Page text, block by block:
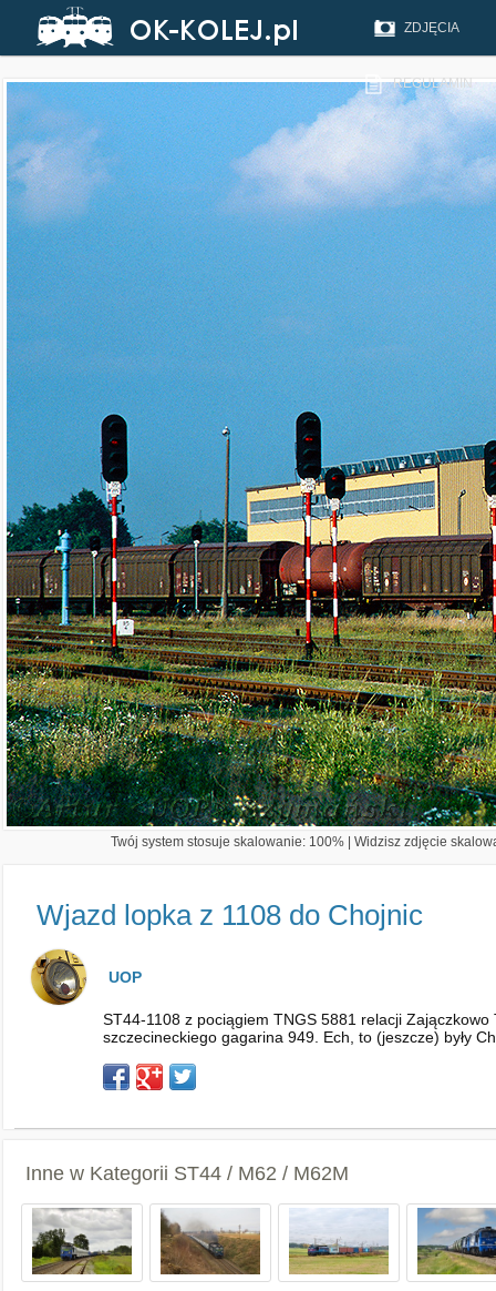
ZDJĘCIA
REGULAMIN
Twój system stosuje skalowanie: 100% | Widzisz zdjęcie
Wjazd lopka z 1108 do Chojnic
UOP
ST44-1108 z pociągiem TNGS 5881 relacji
szczecineckiego gagarina 949. Ech, to (jeszcze) były
Inne w Kategorii ST44 / M62 / M62M